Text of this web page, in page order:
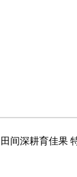
田间深耕育佳果